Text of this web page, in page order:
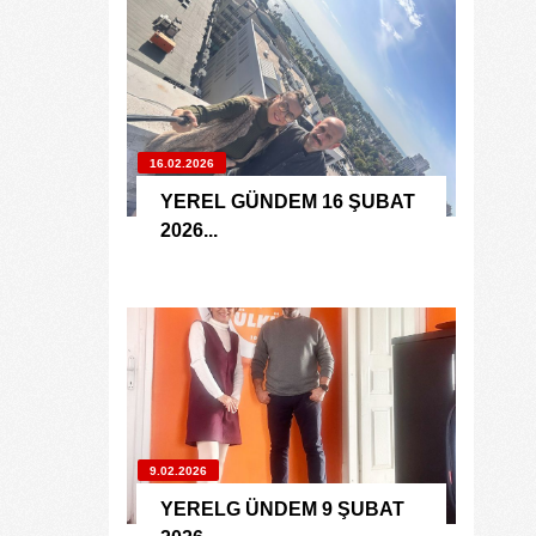
16.02.2026
YEREL GÜNDEM 16 ŞUBAT
2026...
9.02.2026
YERELG ÜNDEM 9 ŞUBAT